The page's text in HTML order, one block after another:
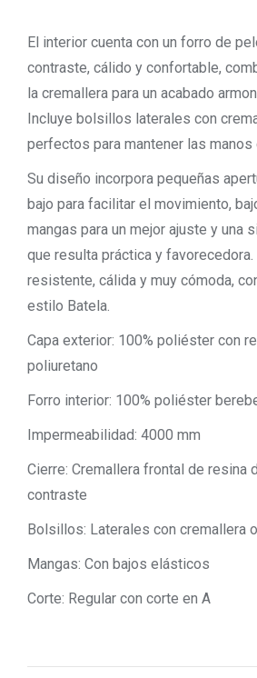
El interior cuenta con un forro de
contraste, cálido y confortable,
la cremallera para un acabado
Incluye bolsillos laterales con
perfectos para mantener las manos
Su diseño incorpora pequeñas
bajo para facilitar el movimiento,
mangas para un mejor ajuste y una
que resulta práctica y favorecedora.
resistente, cálida y muy cómoda,
estilo Batela.
Capa exterior: 100% poliéster con
poliuretano
Forro interior: 100% poliéster
Impermeabilidad: 4000 mm
Cierre: Cremallera frontal de resina
contraste
Bolsillos: Laterales con cremallera
Mangas: Con bajos elásticos
Corte: Regular con corte en A